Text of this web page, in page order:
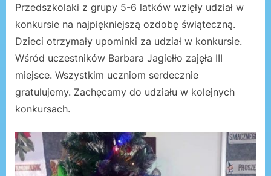
Przedszkolaki z grupy 5-6 latków wzięły udział w
konkursie na najpiękniejszą ozdobę świąteczną.
Dzieci otrzymały upominki za udział w konkursie.
Wśród uczestników Barbara Jagiełło zajęła III
miejsce. Wszystkim uczniom serdecznie
gratulujemy. Zachęcamy do udziału w kolejnych
konkursach.